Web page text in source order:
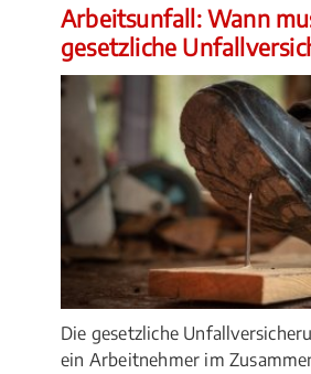
Arbeitsunfall: Wann
gesetzliche
Die gesetzliche
ein Arbeitnehmer im